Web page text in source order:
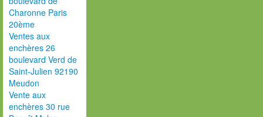
Charonne Paris
20ème
Ventes aux
enchères 26
boulevard Verd de
Saint-Julien 92190
Meudon
Vente aux
enchères 30 rue